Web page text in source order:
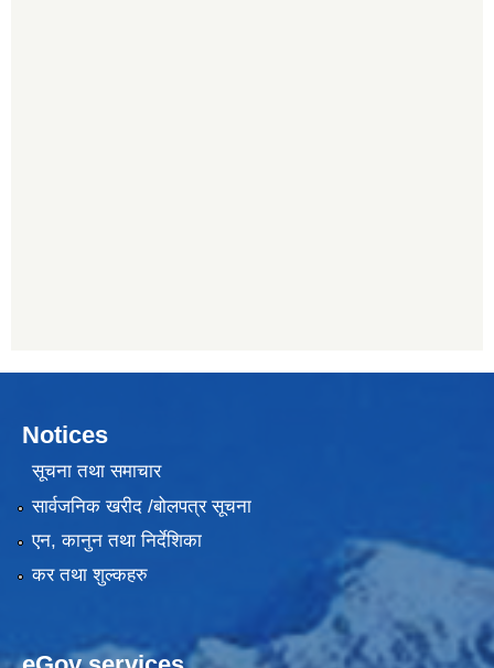
Notices
सूचना तथा समाचार
सार्वजनिक खरीद /बोलपत्र सूचना
एन, कानुन तथा निर्देशिका
कर तथा शुल्कहरु